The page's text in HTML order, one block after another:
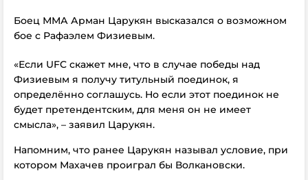
Боец ММА Арман Царукян высказался о возможном
бое с Рафаэлем Физиевым.
«Если UFC скажет мне, что в случае победы над
Физиевым я получу титульный поединок, я
определённо соглашусь. Но если этот поединок не
будет претендентским, для меня он не имеет
смысла», – заявил Царукян.
Напомним, что ранее Царукян называл условие, при
котором Махачев проиграл бы Волкановски.